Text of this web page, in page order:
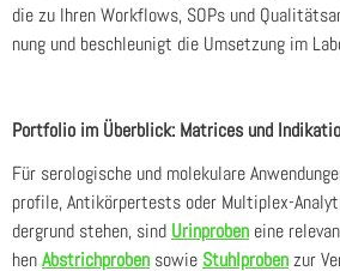
die zu Ihren Work­flows, SOPs und
nung und beschleu­nigt die Umset­zung im
Port­fo­lio im Über­blick: Matri­ces und
Für sero­lo­gi­sche und mole­ku­la­re
pro­fi­le, Anti­kör­per­tests oder Mul­ti­plex-
der­grund ste­hen, sind Urin­pro­ben eine
henAbstrich­pro­ben sowie Stuhl­pro­benzur